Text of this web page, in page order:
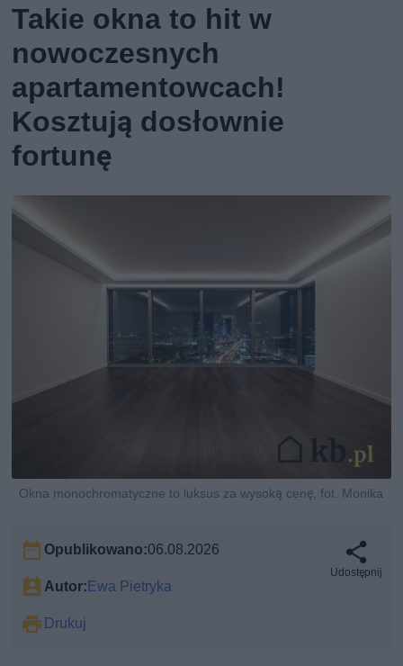
Takie okna to hit w
nowoczesnych
apartamentowcach!
Kosztują dosłownie
fortunę
Okna monochromatyczne to luksus za wysoką cenę, fot. Monika
Opublikowano:06.08.2026
Autor:Ewa Pietryka
Drukuj
Udostępnij